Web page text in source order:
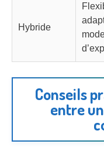
Hybride
Conseils
entre